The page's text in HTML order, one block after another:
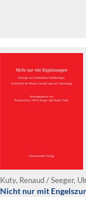
Kuty, Renaud / Seeger,
Nicht nur mit